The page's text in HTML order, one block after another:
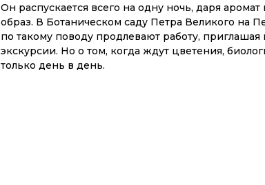
Он распускается всего на одну ночь, даря
образ. В Ботаническом саду Петра Великого на
по такому поводу продлевают работу,
экскурсии. Но о том, когда ждут цветения,
только день в день.